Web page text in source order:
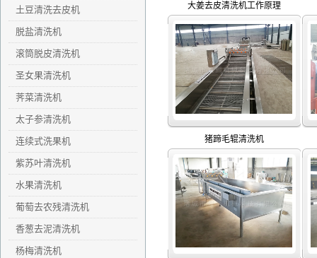
土豆清洗去皮机
脱盐清洗机
滚筒脱皮清洗机
圣女果清洗机
荠菜清洗机
太子参清洗机
连续式洗果机
紫苏叶清洗机
水果清洗机
葡萄去农残清洗机
香葱去泥清洗机
杨梅清洗机
大姜去皮清洗机工作原理
猪蹄毛辊清洗机